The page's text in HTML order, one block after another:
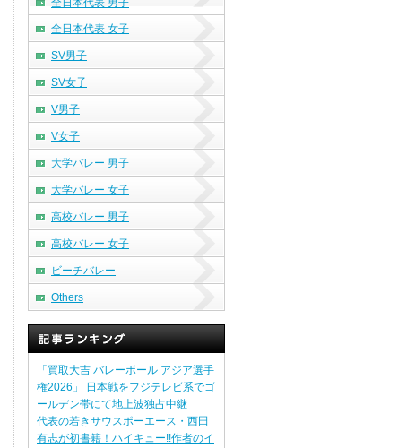
全日本代表 男子
全日本代表 女子
SV男子
SV女子
V男子
V女子
大学バレー 男子
大学バレー 女子
高校バレー 男子
高校バレー 女子
ビーチバレー
Others
「買取大吉 バレーボール アジア選手
権2026」 日本戦をフジテレビ系でゴ
ールデン帯にて地上波独占中継
代表の若きサウスポーエース・西田
有志が初書籍！ハイキュー!!作者のイ